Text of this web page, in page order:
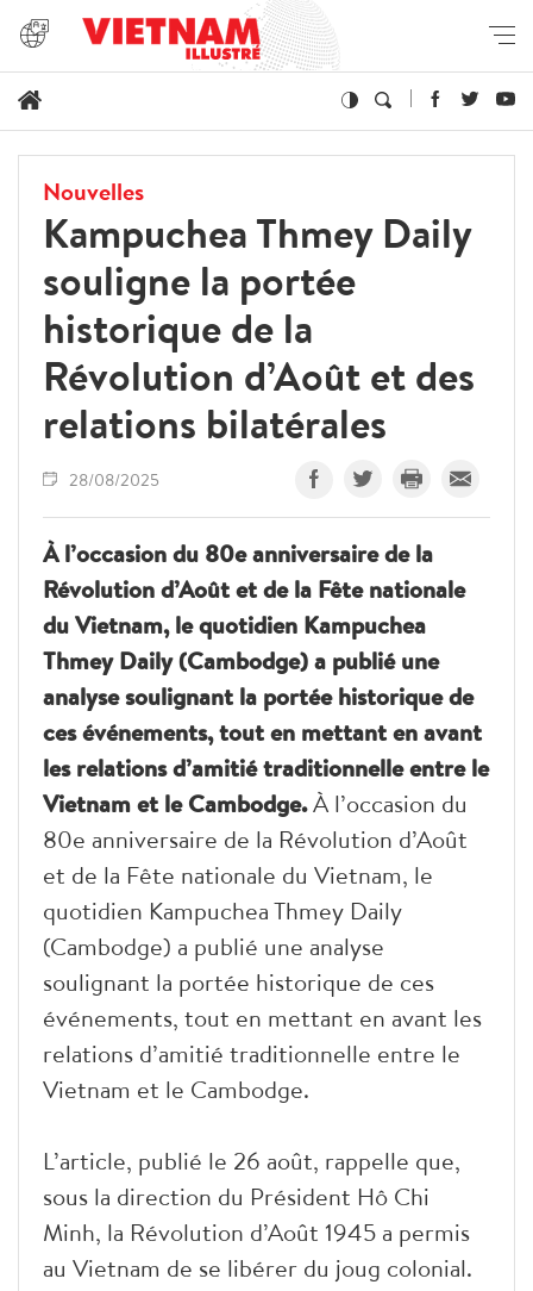
Nouvelles
Kampuchea Thmey Daily
souligne la portée
historique de la
Révolution d’Août et des
relations bilatérales
28/08/2025
À l’occasion du 80e anniversaire de la
Révolution d’Août et de la Fête nationale
du Vietnam, le quotidien Kampuchea
Thmey Daily (Cambodge) a publié une
analyse soulignant la portée historique de
ces événements, tout en mettant en avant
les relations d’amitié traditionnelle entre le
Vietnam et le Cambodge.À l’occasion du
80e anniversaire de la Révolution d’Août
et de la Fête nationale du Vietnam, le
quotidien Kampuchea Thmey Daily
(Cambodge) a publié une analyse
soulignant la portée historique de ces
événements, tout en mettant en avant les
relations d’amitié traditionnelle entre le
Vietnam et le Cambodge.
L’article, publié le 26 août, rappelle que,
sous la direction du Président Hô Chi
Minh, la Révolution d’Août 1945 a permis
au Vietnam de se libérer du joug colonial.